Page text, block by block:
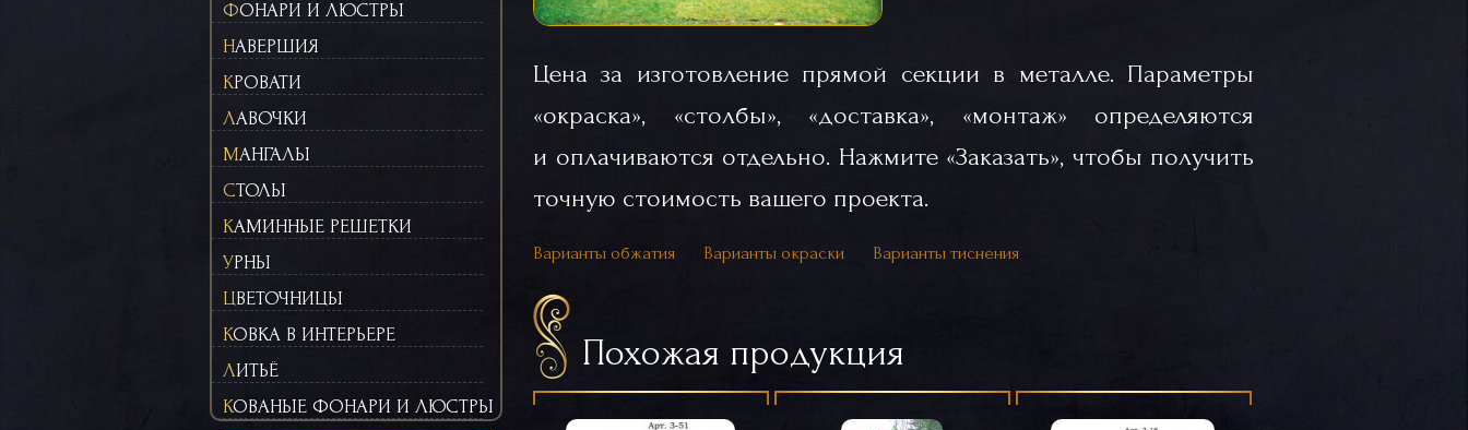
ФОНАРИ И ЛЮСТРЫ
НАВЕРШИЯ
КРОВАТИ
ЛАВОЧКИ
МАНГАЛЫ
СТОЛЫ
КАМИННЫЕ РЕШЕТКИ
УРНЫ
ЦВЕТОЧНИЦЫ
КОВКА В ИНТЕРЬЕРЕ
ЛИТЬЁ
КОВАНЫЕ ФОНАРИ И ЛЮСТРЫ
Цена за изготовление прямой секции в металле. Параметры
«окраска», «столбы», «доставка», «монтаж» определяются
и оплачиваются отдельно. Нажмите «Заказать», чтобы получить
точную стоимость вашего проекта.
Варианты обжатия Варианты окраски Варианты тиснения
Похожая продукция